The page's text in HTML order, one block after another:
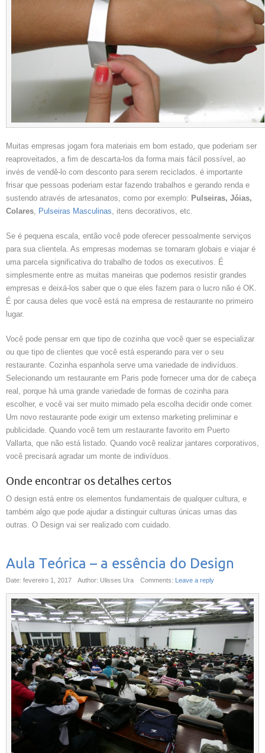
Muitas empresas jogam fora materiais em bom estado, que poderiam ser
reaproveitados, a fim de descarta-los da forma mais fácil possível, ao
invés de vendê-lo com desconto para serem reciclados. é importante
frisar que pessoas poderiam estar fazendo trabalhos e gerando renda e
sustendo através de artesanatos, como por exemplo: Pulseiras, Jóias,
Colares, Pulseiras Masculinas, itens decorativos, etc.
Se é pequena escala, então você pode oferecer pessoalmente serviços
para sua clientela. As empresas modernas se tornaram globais e viajar é
uma parcela significativa do trabalho de todos os executivos. É
simplesmente entre as muitas maneiras que podemos resistir grandes
empresas e deixá-los saber que o que eles fazem para o lucro não é OK.
É por causa deles que você está na empresa de restaurante no primeiro
lugar.
Você pode pensar em que tipo de cozinha que você quer se especializar
ou que tipo de clientes que você está esperando para ver o seu
restaurante. Cozinha espanhola serve uma variedade de indivíduos.
Selecionando um restaurante em Paris pode fornecer uma dor de cabeça
real, porque há uma grande variedade de formas de cozinha para
escolher, e você vai ser muito mimado pela escolha decidir onde comer.
Um novo restaurante pode exigir um extenso marketing preliminar e
publicidade. Quando você tem um restaurante favorito em Puerto
Vallarta, que não está listado. Quando você realizar jantares corporativos,
você precisará agradar um monte de indivíduos.
Onde encontrar os detalhes certos
O design está entre os elementos fundamentais de qualquer cultura, e
também algo que pode ajudar a distinguir culturas únicas umas das
outras. O Design vai ser realizado com cuidado.
Aula Teórica – a essência do Design
Date: fevereiro 1, 2017 Author: Ulisses Ura Comments: Leave a reply